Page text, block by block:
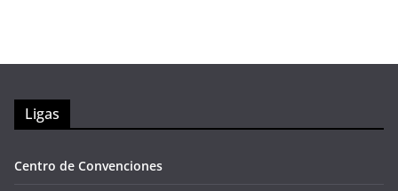
Ligas
Centro de Convenciones